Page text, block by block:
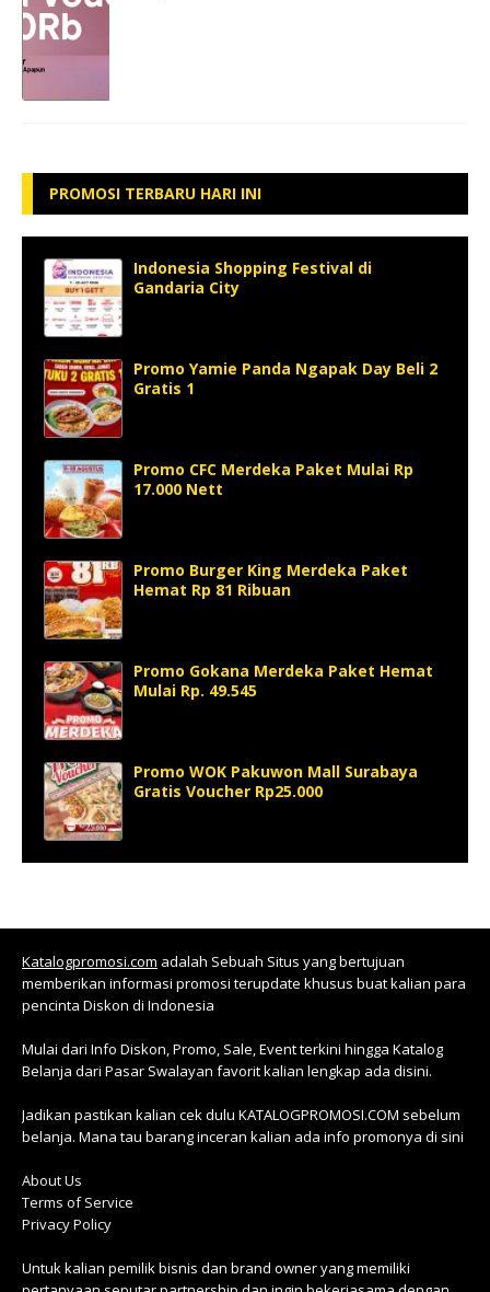
PROMOSI TERBARU HARI INI
Indonesia Shopping Festival di
Gandaria City
Promo Yamie Panda Ngapak Day Beli 2
Gratis 1
Promo CFC Merdeka Paket Mulai Rp
17.000 Nett
Promo Burger King Merdeka Paket
Hemat Rp 81 Ribuan
Promo Gokana Merdeka Paket Hemat
Mulai Rp. 49.545
Promo WOK Pakuwon Mall Surabaya
Gratis Voucher Rp25.000
Katalogpromosi.com adalah Sebuah Situs yang bertujuan
memberikan informasi promosi terupdate khusus buat kalian para
pencinta Diskon di Indonesia
Mulai dari Info Diskon, Promo, Sale, Event terkini hingga Katalog
Belanja dari Pasar Swalayan favorit kalian lengkap ada disini.
Jadikan pastikan kalian cek dulu KATALOGPROMOSI.COM sebelum
belanja. Mana tau barang inceran kalian ada info promonya di sini
About Us
Terms of Service
Privacy Policy
Untuk kalian pemilik bisnis dan brand owner yang memiliki